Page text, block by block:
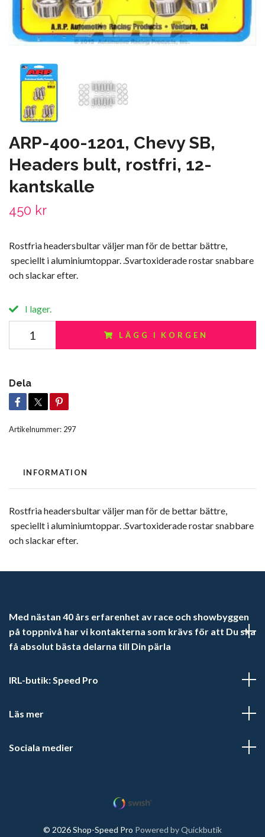
ARP-400-1201, Chevy SB,
Headers bult, rostfri, 12-
kantskalle
450 kr
Rostfria headersbultar väljer man för de bettar bättre,
speciellt i aluminiumtoppar. .Svartoxiderade rostar snabbare
och slackar efter.
I lager.
LÄGG I KORGEN
Dela
Artikelnummer: 297
INFORMATION
Rostfria headersbultar väljer man för de bettar bättre,
speciellt i aluminiumtoppar. .Svartoxiderade rostar snabbare
och slackar efter.
Med nästan 40 års erfarenhet av race och showbyggen
på toppnivå har vi kontakterna som krävs för att Du ska
få absolut bästa delarna till Din pärla
IRL-butik: Speed Pro
Läs mer
Sociala medier
© 2026 Shop-Speed Pro Powered by Quickbutik